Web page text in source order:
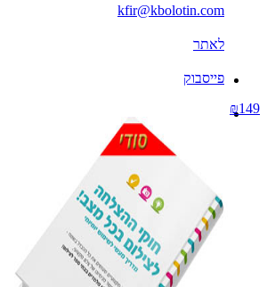
kfir@kbolotin.com
לאתר
פייסבוק
₪149